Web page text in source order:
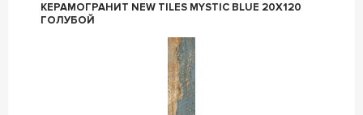
КЕРАМОГРАНИТ NEW TILES MYSTIC BLUE 20X120
ГОЛУБОЙ